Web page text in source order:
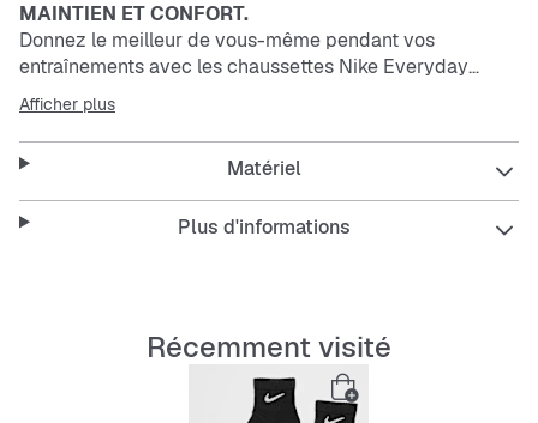
MAINTIEN ET CONFORT.
Donnez le meilleur de vous-même pendant vos
entraînements avec les chaussettes Nike Everyday
Cushioned. La semelle en molleton épais vous offre un
maximum de confort pour les exercices de jambes et de
musculation, tandis que la bande côtelée située au
niveau de la voûte plantaire enveloppe le milieu du pied
pour créer une bonne sensation de maintien.
confort et une meilleure absorption des chocs.
Bande côtelée au niveau de la voûte plantaire offrant
une bonne sensation de maintien.
Longueur 1/4 pour une protection jusqu’à la cheville.
Afficher plus
Matériel
Plus d'informations
Récemment visité